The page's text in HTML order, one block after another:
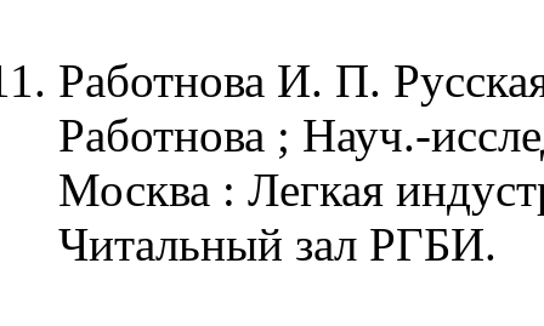
Работнова И. П.
Работнова ; Науч.-
Москва : Легкая
Читальный зал РГБИ.